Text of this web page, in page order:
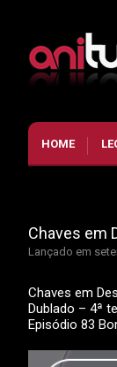
HOME
Chaves em
Lançado em
Chaves em
Dublado – 4ª
Episódio 83